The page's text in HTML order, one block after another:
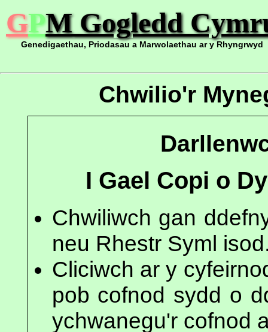
GPMGogledd
Genedigaethau, Priodasau a Marwolaethau ar y Rhyngrwyd
Chwilio'r
I Gael Copi o
Chwiliwch gan
neu Rhestr Syml
Cliciwch ar y
pob cofnod sydd o
ychwanegu'r cofnod